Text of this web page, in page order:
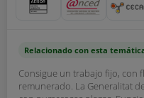
Relacionado con esta
Consigue un trabajo fijo, con
remunerado. La Generalitat